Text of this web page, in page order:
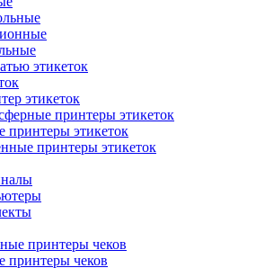
этикеток
этикеток
принтеры этикеток
принтеры этикеток
принтеры этикеток
принтеры чеков
принтеры чеков